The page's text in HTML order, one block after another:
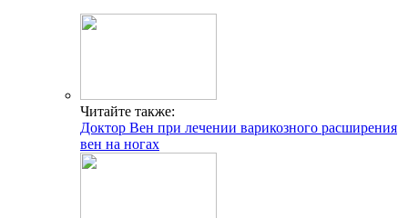
Читайте также:
Доктор Вен при лечении варикозного расширения
вен на ногах